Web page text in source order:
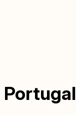
Portugal